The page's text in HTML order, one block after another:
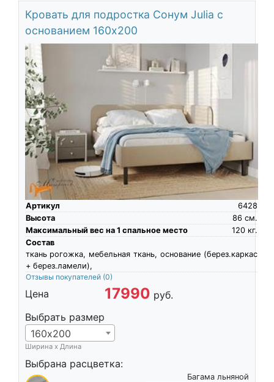
Кровать для подростка Сонум Julia с
основанием 160х200
Артикул
6428
Высота
см.
86
Максимальный вес на 1 спальное место
кг.
120
Состав
ткань рогожка, мебельная ткань, основание (берез.каркас
+ берез.ламели),
Отзывы покупателей (0)
Цена 17990 руб.
Выбрать размер
160х200
Ширина х Длина
Выбрана расцветка:
Багама льняной